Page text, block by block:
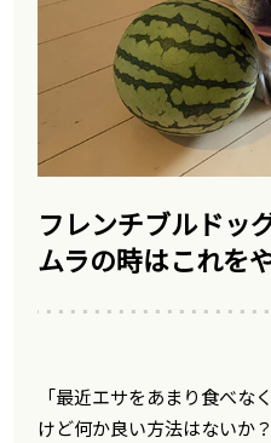
フレンチブルドッ
ムラの時はこれを
「最近エサをあまり食べな
けど何か良い方法はないか？